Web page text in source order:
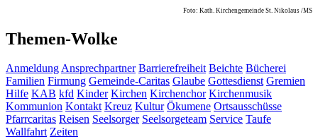
Foto: Kath. Kirchengemeinde St. Nikolaus /MS
Themen-Wolke
AnmeldungAnsprechpartner Barrierefreiheit Beichte Bücherei
Familien Firmung Gemeinde-Caritas Glaube Gottesdienst Gremien
Hilfe KAB kfd Kinder Kirchen Kirchenchor Kirchenmusik
Kommunion Kontakt Kreuz Kultur Ökumene Ortsausschüsse
Pfarrcaritas Reisen Seelsorger Seelsorgeteam Service Taufe
Wallfahrt Zeiten